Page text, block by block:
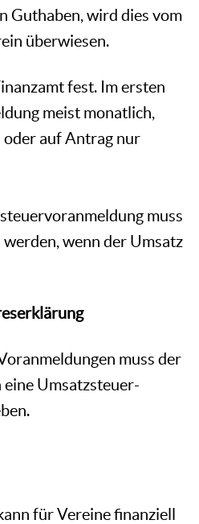
Guthaben, wird dies vom
überwiesen.
fest. Im ersten
meist monatlich,
auf Antrag nur
muss
werden, wenn der Umsatz
muss der
Umsatzsteuer-
für Vereine finanziell